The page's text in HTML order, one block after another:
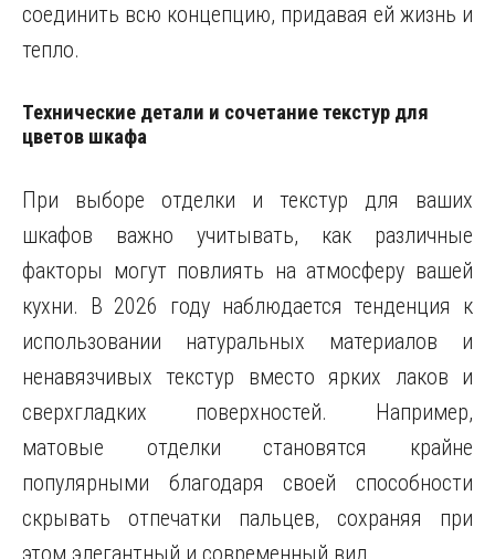
соединить всю концепцию, придавая ей жизнь и
тепло.
Технические детали и сочетание текстур для
цветов шкафа
При выборе отделки и текстур для ваших
шкафов важно учитывать, как различные
факторы могут повлиять на атмосферу вашей
кухни. В 2026 году наблюдается тенденция к
использовании натуральных материалов и
ненавязчивых текстур вместо ярких лаков и
сверхгладких поверхностей. Например,
матовые отделки становятся крайне
популярными благодаря своей способности
скрывать отпечатки пальцев, сохраняя при
этом элегантный и современный вид.